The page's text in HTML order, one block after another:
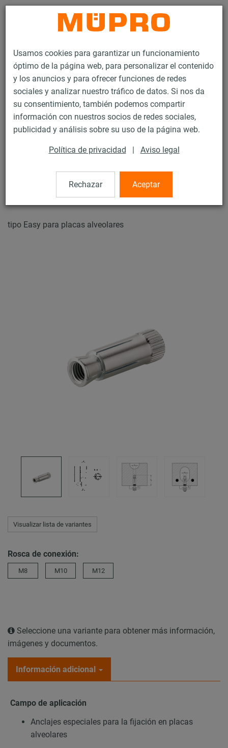
Usamos cookies para garantizar un funcionamiento
óptimo de la página web, para personalizar el contenido
y los anuncios y para ofrecer funciones de redes
sociales y analizar nuestro tráfico de datos. Si nos da
su consentimiento, también podemos compartir
información con nuestros socios de redes sociales,
publicidad y análisis sobre su uso de la página web.
Política de privacidad | Aviso legal
Rechazar Aceptar
Productos Tecnología de soportación
Anclajes
Anclajes de techo para placas alveolares
Anclajes de techo para placas
alveolares
tipo Easy para placas alveolares
Visualizar lista de variantes
Rosca de conexión:
M8 M10 M12
Seleccione una variante para obtener más información,
imágenes y documentos.
Información adicional
Campo de aplicación
Anclajes especiales para la fijación en placas
alveolares